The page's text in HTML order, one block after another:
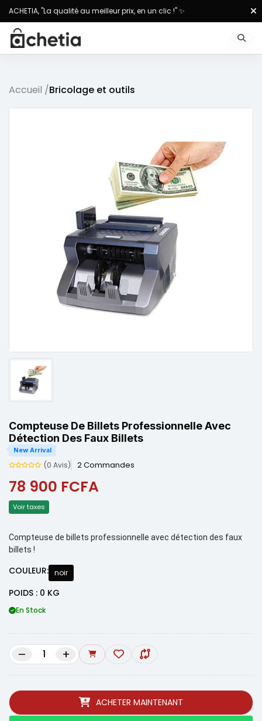
ACHETIA, "La qualité au meilleur prix, en un clic !" ✨
Accueil /Bricolage et outils
Compteuse De Billets Professionnelle Avec
Détection Des Faux Billets
New Arrival
(0 Avis) 2 Commandes
78 900 FCFA
Voir taxes
Compteuse de billets professionnelle avec détection des faux
billets !
COULEUR: noir
POIDS : 0 KG
En Stock
– +
ACHETER MAINTENANT